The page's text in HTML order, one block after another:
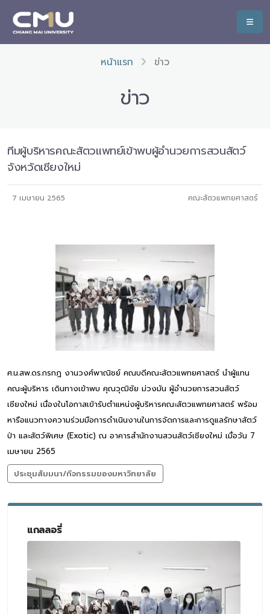
หน้าแรก ข่าว
ข่าว
ทีมผู้บริหารคณะสัตวแพทย์เข้าพบผู้อำนวยการสวนสัตว์
จังหวัดเชียงใหม่
7 เมษายน 2565 คณะสัตวแพทยศาสตร์
ศ.น.สพ.ดร.กรกฎ งานวงศ์พาณิชย์ คณบดีคณะสัตวแพทยศาสตร์ นำผู้แทน
คณะผู้บริหาร เดินทางเข้าพบ คุณวุฒิชัย ม่วงมัน ผู้อำนวยการสวนสัตว์
เชียงใหม่ เนื่องในโอกาสเข้ารับตำแหน่งผู้บริหารคณะสัตวแพทยศาสตร์ พร้อม
หารือแนวทางความร่วมมือการดำเนินงานในการจัดการและการดูแลรักษาสัตว์
ป่า และสัตว์พิเศษ (Exotic) ณ อาคารสำนักงานสวนสัตว์เชียงใหม่ เมื่อวัน 7
เมษายน 2565
ประชุมสัมมนา/กิจกรรมของมหาวิทยาลัย
แกลลอรี่